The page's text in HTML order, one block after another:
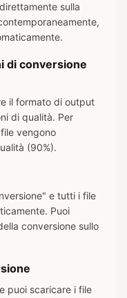
sulla
di conversione
il formato di output
di qualità. Per
vengono
(90%).
e tutti i file
Puoi
conversione sullo
puoi scaricare i file